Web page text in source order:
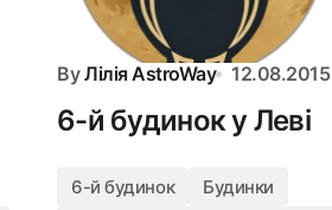
By Лілія AstroWay 12.08.2015
6-й будинок у Леві
6-й будинок
Будинки